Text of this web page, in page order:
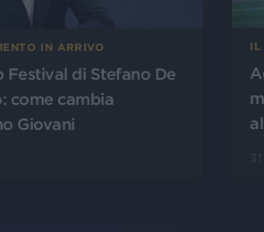
IN ARRIVO
Festival di Stefano De
come cambia
Giovani
IL